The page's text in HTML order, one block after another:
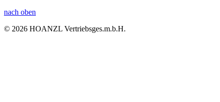
nach oben
© 2026 HOANZL Vertriebsges.m.b.H.